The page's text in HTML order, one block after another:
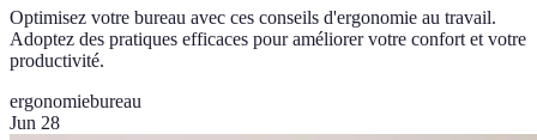
Optimisez votre bureau avec ces conseils d'ergonomie au travail.
Adoptez des pratiques efficaces pour améliorer votre confort et votre
productivité.
ergonomiebureau
Jun 28